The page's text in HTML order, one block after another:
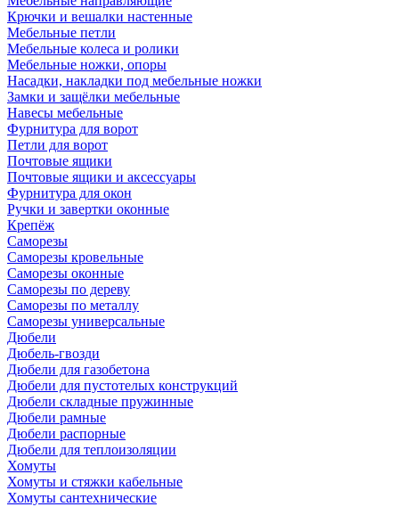
Крючки и вешалки настенные
Мебельные петли
Мебельные колеса и ролики
Мебельные ножки, опоры
Насадки, накладки под мебельные ножки
Замки и защёлки мебельные
Навесы мебельные
Фурнитура для ворот
Петли для ворот
Почтовые ящики
Почтовые ящики и аксессуары
Фурнитура для окон
Ручки и завертки оконные
Крепёж
Саморезы
Саморезы кровельные
Саморезы оконные
Саморезы по дереву
Саморезы по металлу
Саморезы универсальные
Дюбели
Дюбель-гвозди
Дюбели для газобетона
Дюбели для пустотелых конструкций
Дюбели складные пружинные
Дюбели рамные
Дюбели распорные
Дюбели для теплоизоляции
Хомуты
Хомуты и стяжки кабельные
Хомуты сантехнические